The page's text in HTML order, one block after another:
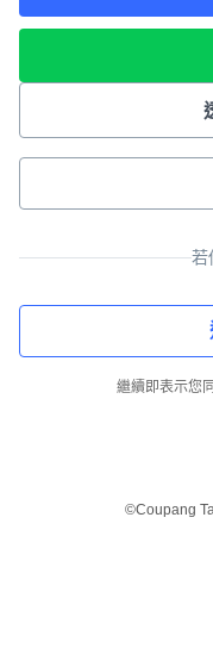
若
繼續即表示您
©Coupang